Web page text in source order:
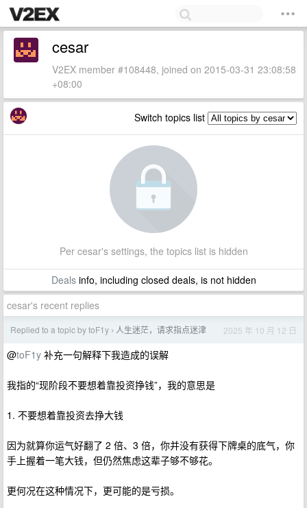
cesar
V2EX member #108448, joined on 2015-03-31 23:08:58
+08:00
Switch topics list
Per cesar's settings, the topics list is hidden
Dealsinfo, including closed deals, is not hidden
cesar's recent replies
Replied to a topic by toF1y › 人生迷茫，请求指点迷津 2025 年 10 月 12 日
@toF1y 补充一句解释下我造成的误解
我指的“现阶段不要想着靠投资挣钱”，我的意思是
1. 不要想着靠投资去挣大钱
因为就算你运气好翻了 2 倍、3 倍，你并没有获得下牌桌的底气，你
手上握着一笔大钱，但仍然焦虑这辈子够不够花。
更何况在这种情况下，更可能的是亏损。